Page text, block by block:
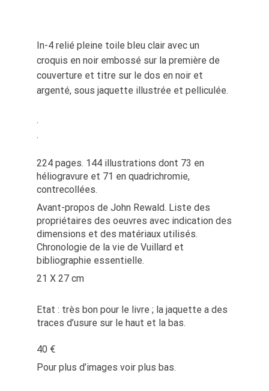
In-4 relié pleine toile bleu clair avec un
croquis en noir embossé sur la première de
couverture et titre sur le dos en noir et
argenté, sous jaquette illustrée et pelliculée.
.
.
224 pages. 144 illustrations dont 73 en
héliogravure et 71 en quadrichromie,
contrecollées.
Avant-propos de John Rewald. Liste des
propriétaires des oeuvres avec indication des
dimensions et des matériaux utilisés.
Chronologie de la vie de Vuillard et
bibliographie essentielle.
21 X 27 cm
Etat : très bon pour le livre ; la jaquette a des
traces d’usure sur le haut et la bas.
40 €
Pour plus d’images voir plus bas.